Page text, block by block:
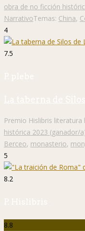
obra de no ficción
NarrativoTemas: China,
4
7.5
P. plebe
La taberna de
Premio Hislibris literatura
histórica 2023 (ganador/
Berceo, monasterio,
5
8.2
P. Hislibris
8.8